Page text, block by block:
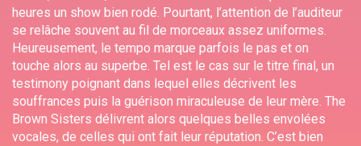
heures un show bien rodé. Pourtant, l’attention de l’auditeur
se relâche souvent au fil de morceaux assez uniformes.
Heureusement, le tempo marque parfois le pas et on
touche alors au superbe. Tel est le cas sur le titre final, un
testimony poignant dans lequel elles décrivent les
souffrances puis la guérison miraculeuse de leur mère. The
Brown Sisters délivrent alors quelques belles envolées
vocales, de celles qui ont fait leur réputation. C’est bien